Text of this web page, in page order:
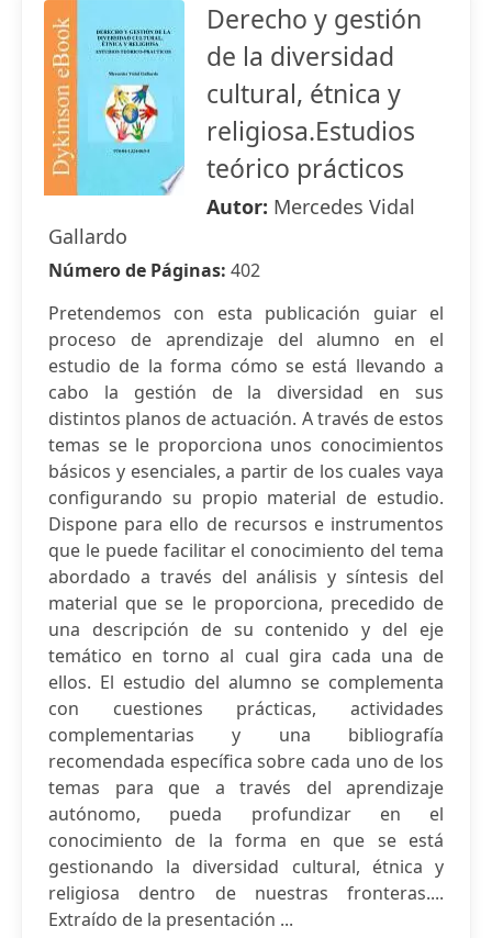
Derecho y gestión
de la diversidad
cultural, étnica y
religiosa.Estudios
teórico prácticos
Autor: Mercedes Vidal
Gallardo
Número de Páginas: 402
Pretendemos con esta publicación guiar el
proceso de aprendizaje del alumno en el
estudio de la forma cómo se está llevando a
cabo la gestión de la diversidad en sus
distintos planos de actuación. A través de estos
temas se le proporciona unos conocimientos
básicos y esenciales, a partir de los cuales vaya
configurando su propio material de estudio.
Dispone para ello de recursos e instrumentos
que le puede facilitar el conocimiento del tema
abordado a través del análisis y síntesis del
material que se le proporciona, precedido de
una descripción de su contenido y del eje
temático en torno al cual gira cada una de
ellos. El estudio del alumno se complementa
con cuestiones prácticas, actividades
complementarias y una bibliografía
recomendada específica sobre cada uno de los
temas para que a través del aprendizaje
autónomo, pueda profundizar en el
conocimiento de la forma en que se está
gestionando la diversidad cultural, étnica y
religiosa dentro de nuestras fronteras....
Extraído de la presentación ...